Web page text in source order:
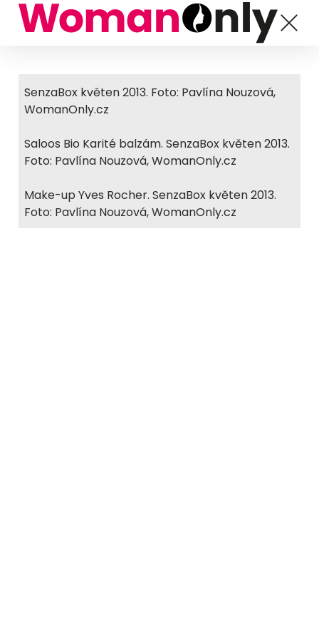
SenzaBox květen 2013. Foto: Pavlína Nouzová,
WomanOnly.cz
Saloos Bio Karité balzám. SenzaBox květen 2013.
Foto: Pavlína Nouzová, WomanOnly.cz
Make-up Yves Rocher. SenzaBox květen 2013.
Foto: Pavlína Nouzová, WomanOnly.cz